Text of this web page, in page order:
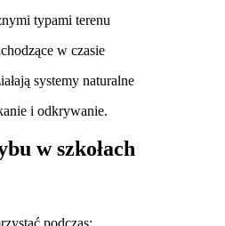
typami terenu
w czasie
systemy naturalne
i odkrywanie.
w szkołach
podczas: